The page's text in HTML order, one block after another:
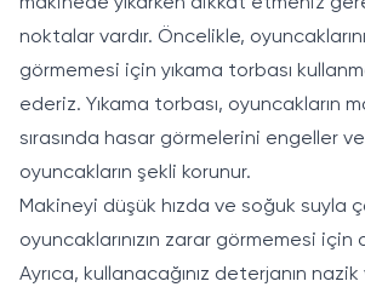
noktalar vardır. Öncelikle,
görmemesi için yıkama torbası
ederiz. Yıkama torbası, oyuncakların
sırasında hasar görmelerini engeller
oyuncakların şekli korunur.
Makineyi düşük hızda ve soğuk suyla
oyuncaklarınızın zarar görmemesi
Ayrıca, kullanacağınız deterjanın